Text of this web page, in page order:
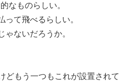
なものらしい。
って飛べるらしい。
ゃないだろうか。
どもう一つもこれが設置されて